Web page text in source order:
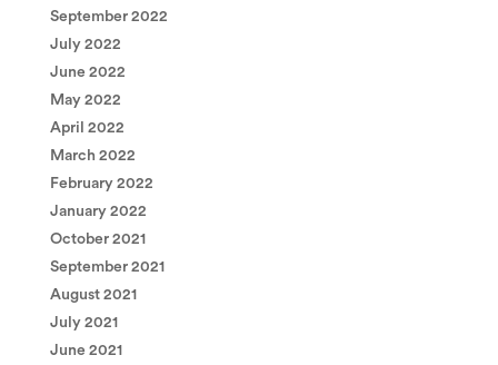
September 2022
July 2022
June 2022
May 2022
April 2022
March 2022
February 2022
January 2022
October 2021
September 2021
August 2021
July 2021
June 2021